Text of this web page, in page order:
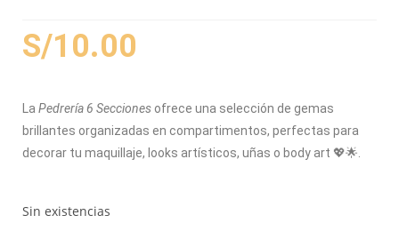
S/10.00
La Pedrería 6 Secciones ofrece una selección de gemas
brillantes organizadas en compartimentos, perfectas para
decorar tu maquillaje, looks artísticos, uñas o body art 💖🌟.
Sin existencias